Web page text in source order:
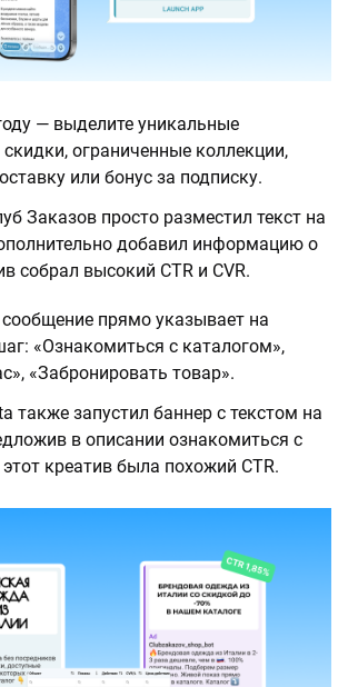
— выделите уникальные
ограниченные коллекции,
или бонус за подписку.
Заказов просто разместил текст на
добавил информацию о
собрал высокий CTR и СVR.
прямо указывает на
«Ознакомиться с каталогом»,
«Забронировать товар».
также запустил баннер с текстом на
в описании ознакомиться с
креатив была похожий CTR.